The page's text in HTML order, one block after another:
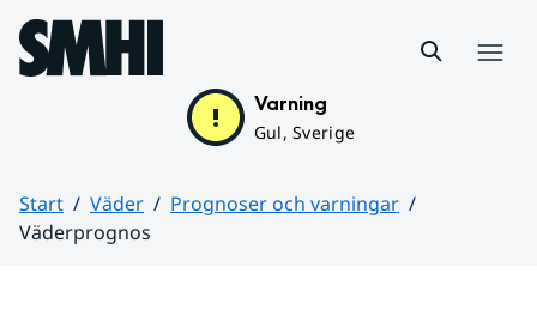
Hoppa till sidans innehåll
Varning
Gul, Sverige
Start Väder
Prognoser och varningar
Väderprognos